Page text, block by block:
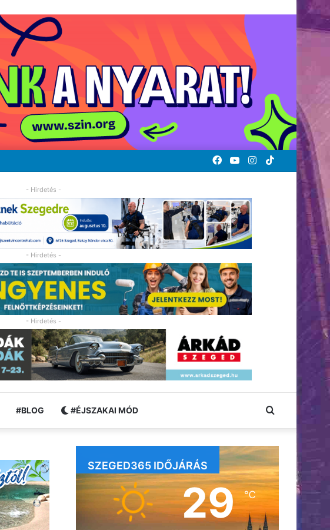
TikTok
Instagram
YouTube
Facebook
- Hirdetés -
- Hirdetés -
- Hirdetés -
#BLOG #ÉJSZAKAI MÓD Keresés:
SZEGED365 IDŐJÁRÁS
29℃